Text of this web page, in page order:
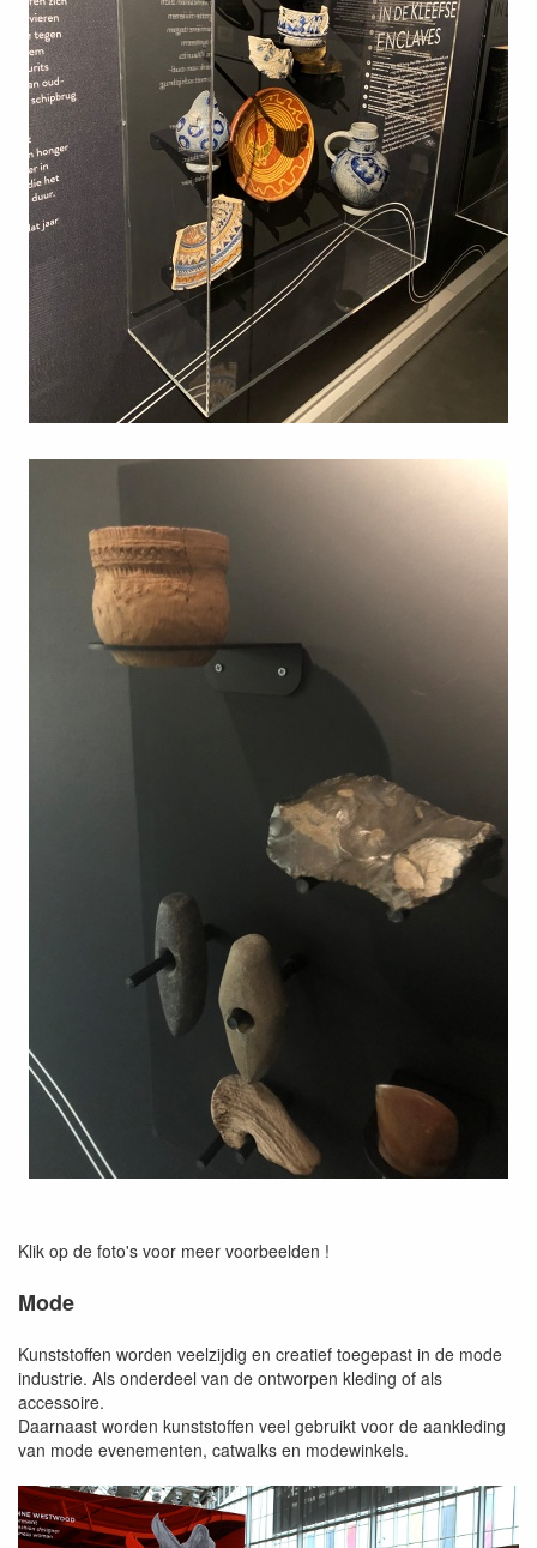
Klik op de foto's voor meer voorbeelden !
Mode
Kunststoffen worden veelzijdig en creatief toegepast in de mode
industrie. Als onderdeel van de ontworpen kleding of als
accessoire.
Daarnaast worden kunststoffen veel gebruikt voor de aankleding
van mode evenementen, catwalks en modewinkels.